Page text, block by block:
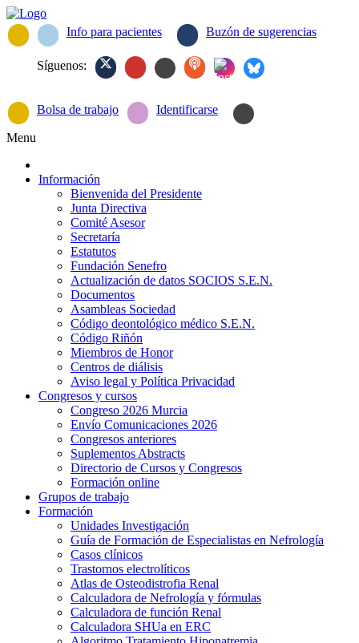
Info para pacientes Buzón de sugerencias
Síguenos:
Bolsa de trabajo Identificarse
Menu
Información
Bienvenida del Presidente
Junta Directiva
Comité Asesor
Secretaría
Estatutos
Fundación Senefro
Actualización de datos SOCIOS S.E.N.
Documentos
Asambleas Sociedad
Código deontológico médico S.E.N.
Código Riñón
Miembros de Honor
Centros de diálisis
Aviso legal y Política Privacidad
Congresos y cursos
Congreso 2026 Murcia
Envío Comunicaciones 2026
Congresos anteriores
Suplementos Abstracts
Directorio de Cursos y Congresos
Formación online
Grupos de trabajo
Formación
Unidades Investigación
Guía de Formación de Especialistas en Nefrología
Casos clínicos
Trastornos electrolíticos
Atlas de Osteodistrofia Renal
Calculadora de Nefrología y fórmulas
Calculadora de función Renal
Calculadora SHUa en ERC